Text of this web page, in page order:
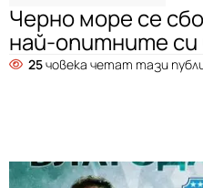
Черно море се
най-опитните си
25човека четат тази